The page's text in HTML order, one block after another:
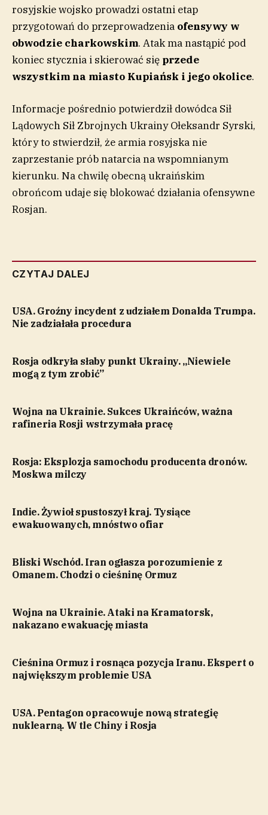
rosyjskie wojsko prowadzi ostatni etap
przygotowań do przeprowadzenia ofensywy w
obwodzie charkowskim. Atak ma nastąpić pod
koniec stycznia i skierować się przede
wszystkim na miasto Kupiańsk i jego okolice.
Informacje pośrednio potwierdził dowódca Sił
Lądowych Sił Zbrojnych Ukrainy Ołeksandr Syrski,
który to stwierdził, że armia rosyjska nie
zaprzestanie prób natarcia na wspomnianym
kierunku. Na chwilę obecną ukraińskim
obrońcom udaje się blokować działania ofensywne
Rosjan.
CZYTAJ DALEJ
USA. Groźny incydent z udziałem Donalda Trumpa.
Nie zadziałała procedura
Rosja odkryła słaby punkt Ukrainy. „Niewiele
mogą z tym zrobić”
Wojna na Ukrainie. Sukces Ukraińców, ważna
rafineria Rosji wstrzymała pracę
Rosja: Eksplozja samochodu producenta dronów.
Moskwa milczy
Indie. Żywioł spustoszył kraj. Tysiące
ewakuowanych, mnóstwo ofiar
Bliski Wschód. Iran ogłasza porozumienie z
Omanem. Chodzi o cieśninę Ormuz
Wojna na Ukrainie. Ataki na Kramatorsk,
nakazano ewakuację miasta
Cieśnina Ormuz i rosnąca pozycja Iranu. Ekspert o
największym problemie USA
USA. Pentagon opracowuje nową strategię
nuklearną. W tle Chiny i Rosja